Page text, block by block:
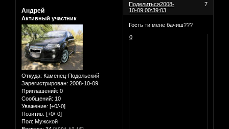
Поделиться 7
2008-
10-09 00:39:03
Андрей
Активный участник
Откуда: Каменец-Подольский
Зарегистрирован: 2008-10-09
Приглашений: 0
Сообщений: 10
Уважение: [+0/-0]
Позитив: [+0/-0]
Пол: Мужской
Гость ти мене бачиш???
0